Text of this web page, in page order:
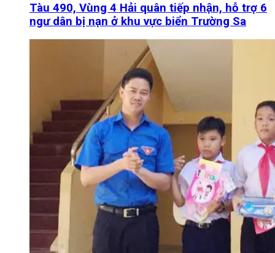
Tàu 490, Vùng 4 Hải quân tiếp nhận, hỗ trợ 6
ngư dân bị nạn ở khu vực biển Trường Sa